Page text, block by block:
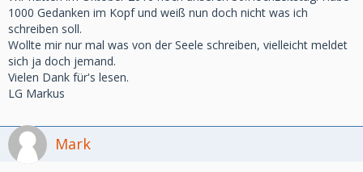
1000 Gedanken im Kopf und weiß nun doch nicht was ich
schreiben soll.
Wollte mir nur mal was von der Seele schreiben, vielleicht meldet
sich ja doch jemand.
Vielen Dank für's lesen.
LG Markus
Mark